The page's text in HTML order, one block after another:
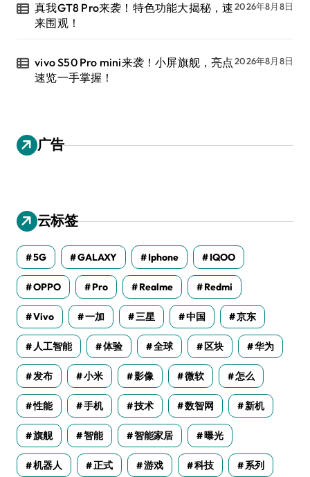
真我GT8 Pro来袭！特色功能大揭秘，速
来围观！
2026年8月8日
vivo S50 Pro mini来袭！小屏旗舰，亮点
速览一手掌握！
2026年8月8日
广告
云标签
5G GALAXY Iphone IQOO
OPPO Pro Realme Redmi
Vivo 一加 三星 中国 京东
人工智能 体验 全球 区块 华为
发布 小米 影像 微软 怎么
性能 手机 技术 数智网 新机
旗舰 智能 智能家居 曝光
机器人 正式 游戏 科技 系列